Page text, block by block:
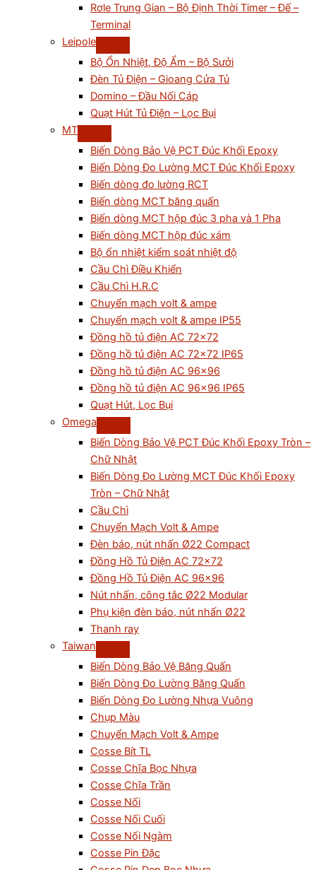
Rơle Trung Gian – Bộ Định Thời Timer – Đế –
Terminal
Leipole
Bộ Ổn Nhiệt, Độ Ẩm – Bộ Sưởi
Đèn Tủ Điện – Gioang Cửa Tủ
Domino – Đầu Nối Cáp
Quạt Hút Tủ Điện – Lọc Bụi
MT
Biến Dòng Bảo Vệ PCT Đúc Khối Epoxy
Biến Dòng Đo Lường MCT Đúc Khối Epoxy
Biến dòng đo lường RCT
Biến dòng MCT băng quấn
Biến dòng MCT hộp đúc 3 pha và 1 Pha
Biến dòng MCT hộp đúc xám
Bộ ổn nhiệt kiểm soát nhiệt độ
Cầu Chì Điều Khiển
Cầu Chì H.R.C
Chuyển mạch volt & ampe
Chuyển mạch volt & ampe IP55
Đồng hồ tủ điện AC 72×72
Đồng hồ tủ điện AC 72×72 IP65
Đồng hồ tủ điện AC 96×96
Đồng hồ tủ điện AC 96×96 IP65
Quạt Hút, Lọc Bụi
Omega
Biến Dòng Bảo Vệ PCT Đúc Khối Epoxy Tròn –
Chữ Nhật
Biến Dòng Đo Lường MCT Đúc Khối Epoxy
Tròn – Chữ Nhật
Cầu Chì
Chuyển Mạch Volt & Ampe
Đèn báo, nút nhấn Ø22 Compact
Đồng Hồ Tủ Điện AC 72×72
Đồng Hồ Tủ Điện AC 96×96
Nút nhấn, công tắc Ø22 Modular
Phụ kiện đèn báo, nút nhấn Ø22
Thanh ray
Taiwan
Biến Dòng Bảo Vệ Băng Quấn
Biến Dòng Đo Lường Băng Quấn
Biến Dòng Đo Lường Nhựa Vuông
Chụp Màu
Chuyển Mạch Volt & Ampe
Cosse Bít TL
Cosse Chĩa Bọc Nhựa
Cosse Chĩa Trần
Cosse Nối
Cosse Nối Cuối
Cosse Nối Ngàm
Cosse Pin Đặc